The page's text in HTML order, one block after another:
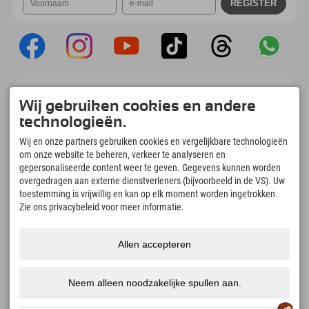
Upload je #ExplorerMoments, Mijn Explorer
To Go met een boekingsoverzicht, bucketlist,
restaurantoverzicht en nog veel meer.
Download nu!
Tijd voor ontdekkingsmomenten
166
Bergmeren en
4.634km
97
Wij gebruiken cookies en andere
technologieën.
Wij en onze partners gebruiken cookies en vergelijkbare technologieën
om onze website te beheren, verkeer te analyseren en
gepersonaliseerde content weer te geven. Gegevens kunnen worden
overgedragen aan externe dienstverleners (bijvoorbeeld in de VS). Uw
toestemming is vrijwillig en kan op elk moment worden ingetrokken.
Zie ons privacybeleid voor meer informatie.
Allen accepteren
Neem alleen noodzakelijke spullen aan.